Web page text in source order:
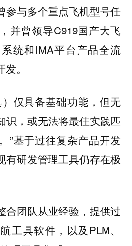
参与多个重点飞机型号任
并曾领导C919国产大飞
统和IMA平台产品全流
。
仅具备基础功能，但无
识，或无法将最佳实践匹
”基于过往复杂产品开发
有研发管理工具仍存在极
合团队从业经验，提供过
工具软件，以及PLM、